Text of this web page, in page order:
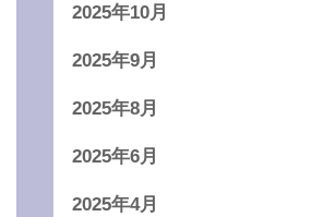
2025年10月
2025年9月
2025年8月
2025年6月
2025年4月